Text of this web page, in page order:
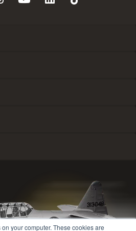
your computer. These cookies are